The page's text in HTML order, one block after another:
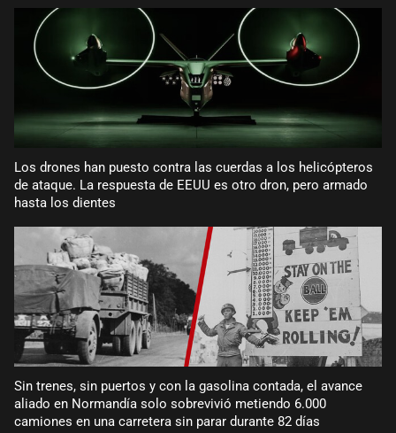
Los drones han puesto contra las cuerdas a los helicópteros
de ataque. La respuesta de EEUU es otro dron, pero armado
hasta los dientes
Sin trenes, sin puertos y con la gasolina contada, el avance
aliado en Normandía solo sobrevivió metiendo 6.000
camiones en una carretera sin parar durante 82 días